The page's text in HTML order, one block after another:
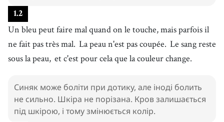
1.2
Un bleu peut faire mal quand on le touche, mais parfois il
ne fait pas très mal. La peau n'est pas coupée. Le sang reste
sous la peau, et c'est pour cela que la couleur change.
Синяк може боліти при дотику, але іноді болить
не сильно. Шкіра не порізана. Кров залишається
під шкірою, і тому змінюється колір.